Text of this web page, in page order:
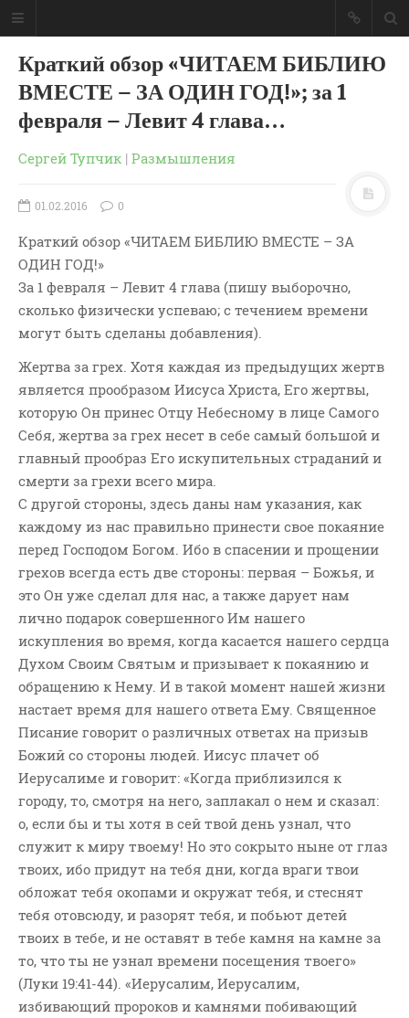
ГЛАВНАЯ
СЛОВО-ВИДЕО
ВОПРОСЫ ПАСТОРУ
КОНТАКТ
РУБРИКИ
Аудио
Заметки
Изображения
Информация
История-Свидетельство
Христа"
Мини-Проповеди
Музыка-Видео
Новости
Поэзия
Проповедь-Аудио
Проповедь-Видео
Размышления
Семинар "Второе
Пришествие ИХ"
Краткий обзор «ЧИТАЕМ БИБЛИЮ
ВМЕСТЕ – ЗА ОДИН ГОД!»; за 1
февраля – Левит 4 глава…
Сергей Тупчик | Размышления
01.02.2016 0
Краткий обзор «ЧИТАЕМ БИБЛИЮ ВМЕСТЕ – ЗА
ОДИН ГОД!»
За 1 февраля – Левит 4 глава (пишу выборочно,
сколько физически успеваю; с течением времени
могут быть сделаны добавления).
Жертва за грех. Хотя каждая из предыдущих жертв
является прообразом Иисуса Христа, Его жертвы,
которую Он принес Отцу Небесному в лице Самого
Себя, жертва за грех несет в себе самый большой и
главный прообраз Его искупительных страданий и
смерти за грехи всего мира.
С другой стороны, здесь даны нам указания, как
каждому из нас правильно принести свое покаяние
перед Господом Богом. Ибо в спасении и прощении
грехов всегда есть две стороны: первая – Божья, и
это Он уже сделал для нас, а также дарует нам
лично подарок совершенного Им нашего
искупления во время, когда касается нашего сердца
Духом Своим Святым и призывает к покаянию и
обращению к Нему. И в такой момент нашей жизни
настает время для нашего ответа Ему. Священное
Писание говорит о различных ответах на призыв
Божий со стороны людей. Иисус плачет об
Иерусалиме и говорит: «Когда приблизился к
городу, то, смотря на него, заплакал о нем и сказал:
о, если бы и ты хотя в сей твой день узнал, что
служит к миру твоему! Но это сокрыто ныне от глаз
твоих, ибо придут на тебя дни, когда враги твои
обложат тебя окопами и окружат тебя, и стеснят
тебя отовсюду, и разорят тебя, и побьют детей
твоих в тебе, и не оставят в тебе камня на камне за
то, что ты не узнал времени посещения твоего»
(Луки 19:41-44). «Иерусалим, Иерусалим,
избивающий пророков и камнями побивающий